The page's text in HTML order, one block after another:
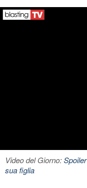
Video del Giorno:
sua figlia